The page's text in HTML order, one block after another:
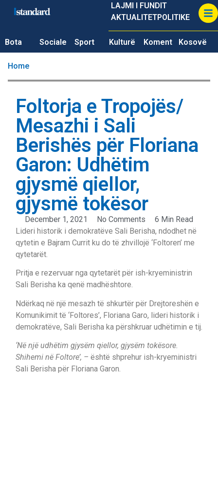
LAJMI I FUNDIT
AKTUALITETPOLITIKE
Bota Sociale Sport Kulturë Koment Kosovë
Home
Foltorja e Tropojës/
Mesazhi i Sali
Berishës për Floriana
Garon: Udhëtim
gjysmë qiellor,
gjysmë tokësor
December 1, 2021 No Comments
6 Min Read
Lideri historik i demokratëve Sali Berisha, ndodhet në
qytetin e Bajram Currit ku do të zhvillojë ‘Foltoren’ me
qytetarët.
Pritja e rezervuar nga qytetarët për ish-kryeministrin
Sali Berisha ka qenë madhështore.
Ndërkaq në një mesazh të shkurtër për Drejtoreshën e
Komunikimit të ‘Foltores’, Floriana Garo, lideri historik i
demokratëve, Sali Berisha ka përshkruar udhëtimin e tij.
‘Në një udhëtim gjysëm qiellor, gjysëm tokësore.
Shihemi në Foltore’, – është shprehur ish-kryeministri
Sali Berisha për Floriana Garon.